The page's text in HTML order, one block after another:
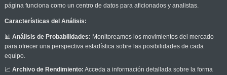
página funciona como un centro de datos para aficionados y analistas.
Características del Análisis:
📊 Análisis de Probabilidades: Monitoreamos los movimientos del mercado
para ofrecer una perspectiva estadística sobre las posibilidades de cada
equipo.
📈 Archivo de Rendimiento: Acceda a información detallada sobre la forma